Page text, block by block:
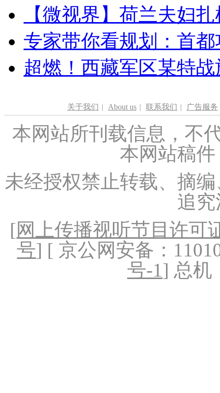
【微视界】荷兰夫妇
专家带你看规划：首
超燃！西藏军区某特
关于我们 | About us | 联系我们 | 广告服务
本网站所刊载信息，不
本网站稿
未经授权禁止转载、摘
追
[网上传播视听节目许可
号] [ 京公网安备：
号-1] 总机